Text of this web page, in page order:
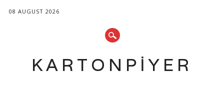
08 AUGUST 2026
KARTONPIYER